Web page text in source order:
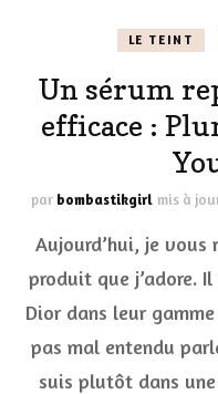
LE TEINT
Un sérum
efficace :
par bombastikgirl mis à
Aujourd’hui, je
produit que j’adore.
Dior dans leur gamme
pas mal entendu
suis plutôt dans